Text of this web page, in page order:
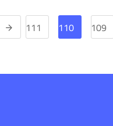
109
110
111